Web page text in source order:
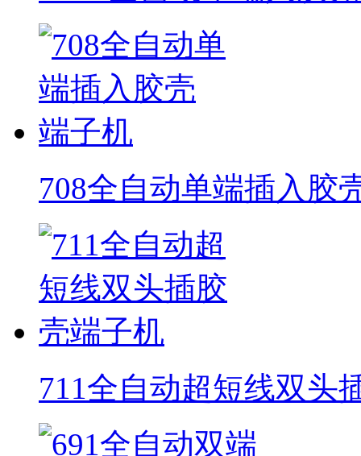
708全自动单端插入胶
711全自动超短线双头